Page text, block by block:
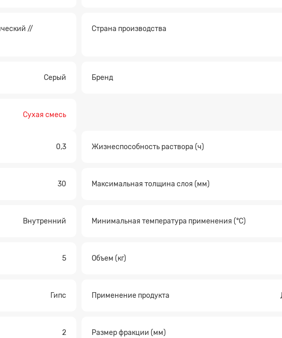
//
Страна производства
Серый Бренд
Сухая смесь
0,3 Жизнеспособность раствора (ч)
30 Максимальная толщина слоя (мм)
Внутренний Минимальная температура применения (°C)
5 Объем (кг)
Гипс Применение продукта
2 Размер фракции (мм)